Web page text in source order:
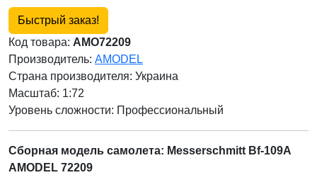
Быстрый заказ!
Код товара: AMO72209
Производитель: AMODEL
Страна производителя: Украина
Масштаб: 1:72
Уровень сложности: Профессиональный
Сборная модель самолета: Messerschmitt Bf-109A
AMODEL 72209